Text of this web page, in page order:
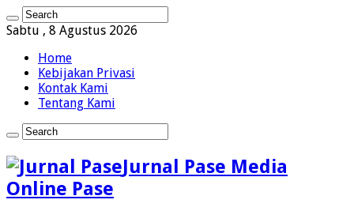
Sabtu , 8 Agustus 2026
Home
Kebijakan Privasi
Kontak Kami
Tentang Kami
Jurnal Pase Media
Online Pase